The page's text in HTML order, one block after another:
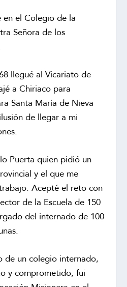
en el Colegio de la
Señora de los
llegué al Vicariato de
a Chiriaco para
Santa María de Nieva
de llegar a mi
Puerta quien pidió un
y el que me
Acepté el reto con
de la Escuela de 150
del internado de 100
de un colegio internado,
y comprometido, fui